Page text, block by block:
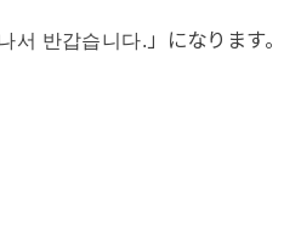
서 반갑습니다.」になります。